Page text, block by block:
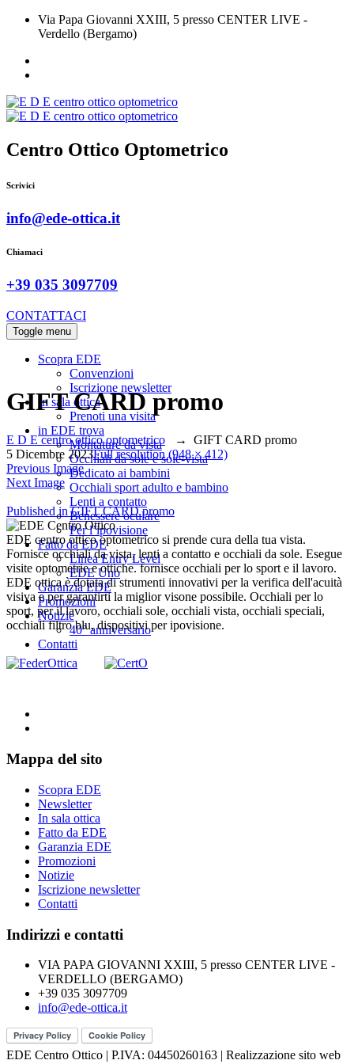
Via Papa Giovanni XXIII, 5 presso CENTER LIVE -
Verdello (Bergamo)
Centro Ottico Optometrico
Scrivici
info@ede-ottica.it
Chiamaci
+39 035 3097709
CONTATTACI
Toggle menu
Scopra EDE
Convenzioni
Iscrizione newsletter
In sala ottica
Prenoti una visita
in EDE trova
Montature da vista
Occhiali da sole e sole-vista
Dedicato ai bambini
Occhiali sport adulto e bambino
Lenti a contatto
Benessere oculare
Per l’ipovisione
Fatto da EDE
Linea Entry Level
EDE Uno
Garanzia EDE
Promozioni
Notizie
40° anniversario
Contatti
GIFT CARD promo
E D E centro ottico optometrico → GIFT CARD promo
5 Dicembre 2023Full resolution (948 × 412)
Previous Image
Next Image
Navigazione
articoli
Published in GIFT CARD promo
EDE centro ottico optometrico si prende cura della tua vista.
Fornisce occhiali da vista, lenti a contatto e occhiali da sole. Esegue
visite optometrie e ottiche. fornisce occhiali per lo sport e il lavoro.
EDE ottica è dotata di strumenti innovativi per la verifica dell'acuità
visiva e per garantirti la miglior visone possibile. Occhiali per lo
sport, per il lavoro, occhiali sole, occhiali vista, occhiali speciali,
occhiali filtro blu, dispositivi per ipovisione.
Mappa del sito
Scopra EDE
Newsletter
In sala ottica
Fatto da EDE
Garanzia EDE
Promozioni
Notizie
Iscrizione newsletter
Contatti
Indirizzi e contatti
VIA PAPA GIOVANNI XXIII, 5 presso CENTER LIVE -
VERDELLO (BERGAMO)
+39 035 3097709
info@ede-ottica.it
EDE Centro Ottico | P.IVA: 04450260163 | Realizzazione sito web